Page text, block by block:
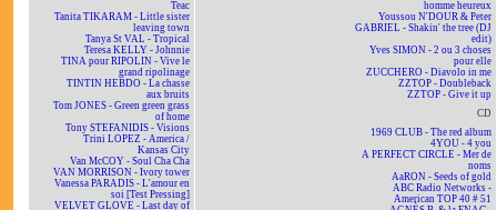
Teac
Tanita TIKARAM - Little sister
leaving town
Tanya St VAL - Tropical
Teresa KELLY - Johnnie
TINA pour RIPOLIN - Vive le
grand ripolinage
TINTIN HEBDO - La chasse
aux bruits
Tom JONES - Green green grass
of home
Tony STEFANIDIS - Visions
Trini LOPEZ - America /
Kansas City
Van McCOY - Soul Cha Cha
VAN MORRISON - Ivory tower
Vanessa PARADIS - L'amour en
soi [Test Pressing]
VELVET GLOVE - Last day of
homme heureux
Youssou N'DOUR & Peter
GABRIEL - Shakin' the tree (DJ
edit)
Yves SIMON - 2 ou 3 choses
pour elle
ZUCCHERO - Diavolo in me
ZZTOP - Doubleback
ZZTOP - Give it up
CD
1969 CLUB - The red album
4YOU - 4 you
A PERFECT CIRCLE - Mer de
noms
AaRON - Seeds of gold
ABC Radio Networks -
American TOP 40 # 51